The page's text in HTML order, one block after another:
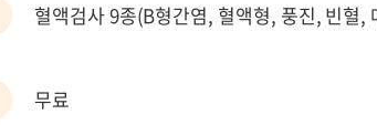
혈액검사 9종(B형간염, 혈액형, 풍진, 빈혈
무료